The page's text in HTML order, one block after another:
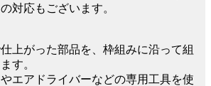
対応もございます。
上がった部品を、枠組みに沿って組
す。
やエアドライバーなどの専用工具を使